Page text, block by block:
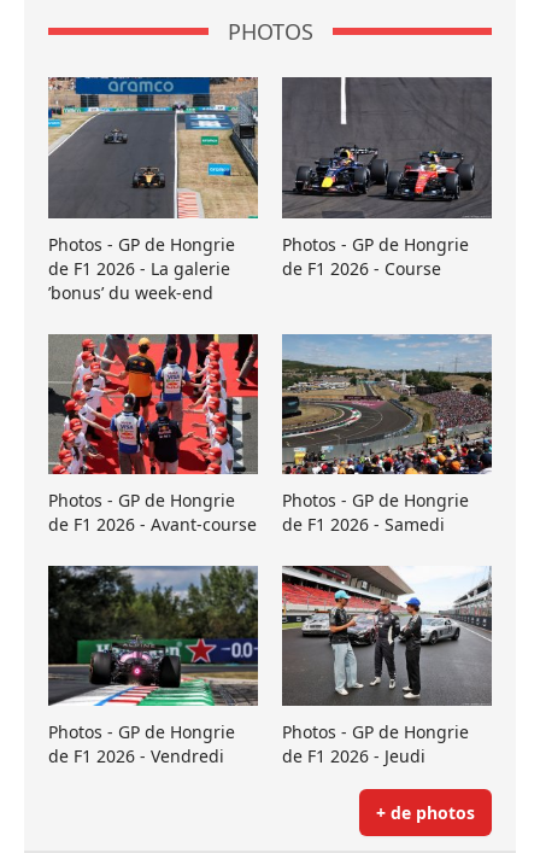
PHOTOS
Photos - GP de Hongrie
de F1 2026 - La galerie
’bonus’ du week-end
Photos - GP de Hongrie
de F1 2026 - Course
Photos - GP de Hongrie
de F1 2026 - Avant-course
Photos - GP de Hongrie
de F1 2026 - Samedi
Photos - GP de Hongrie
de F1 2026 - Vendredi
Photos - GP de Hongrie
de F1 2026 - Jeudi
+ de photos